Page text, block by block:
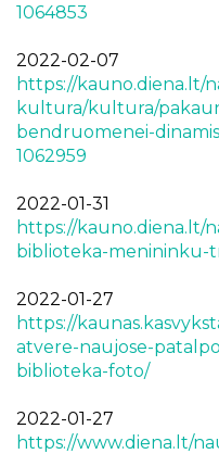
1064853
2022-02-07
https://kauno.diena.lt/
kultura/kultura/
bendruomenei-
1062959
2022-01-31
https://kauno.diena.lt/
biblioteka-menininku-
2022-01-27
https://
atvere-naujose-
biblioteka-foto/
2022-01-27
https://www.diena.lt/